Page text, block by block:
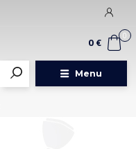
Menu
0
0 €